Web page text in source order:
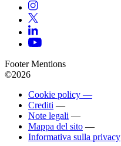
Footer Mentions
©2026
Cookie policy —
Crediti —
Note legali —
Mappa del sito —
Informativa sulla privacy